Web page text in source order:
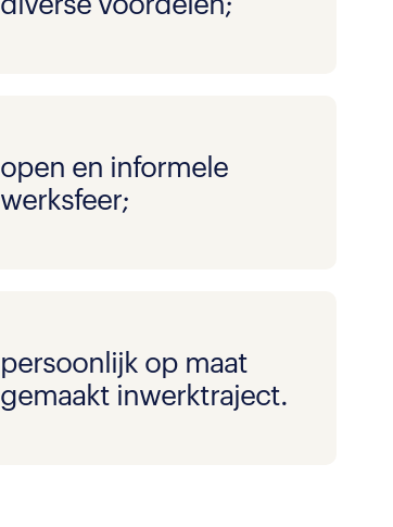
open en informele
werksfeer;
persoonlijk op maat
gemaakt inwerktraject.